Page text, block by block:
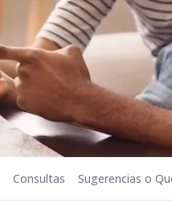
Consultas Sugerencias o